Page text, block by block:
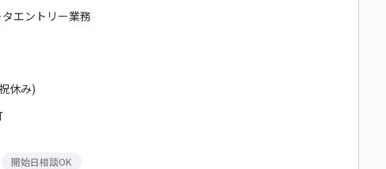
エントリー業務
休み)
開始日相談OK